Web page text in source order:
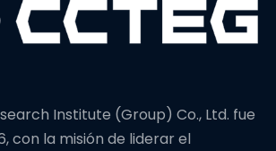
Institute (Group) Co., Ltd. fue
con la misión de liderar el